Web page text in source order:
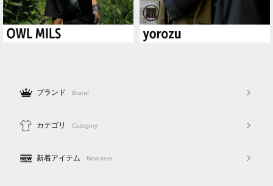
ブランド Brand
カテゴリ Category
新着アイテム New item